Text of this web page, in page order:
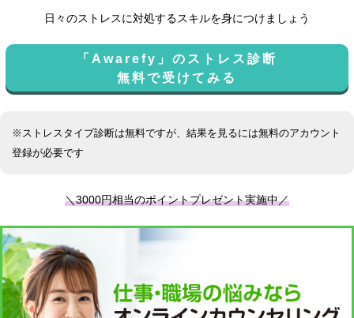
日々のストレスに対処するスキルを身につけましょう
「Awarefy」のストレス診断
無料で受けてみる
※ストレスタイプ診断は無料ですが、結果を見るには無料のアカウント
登録が必要です
＼3000円相当のポイントプレゼント実施中／